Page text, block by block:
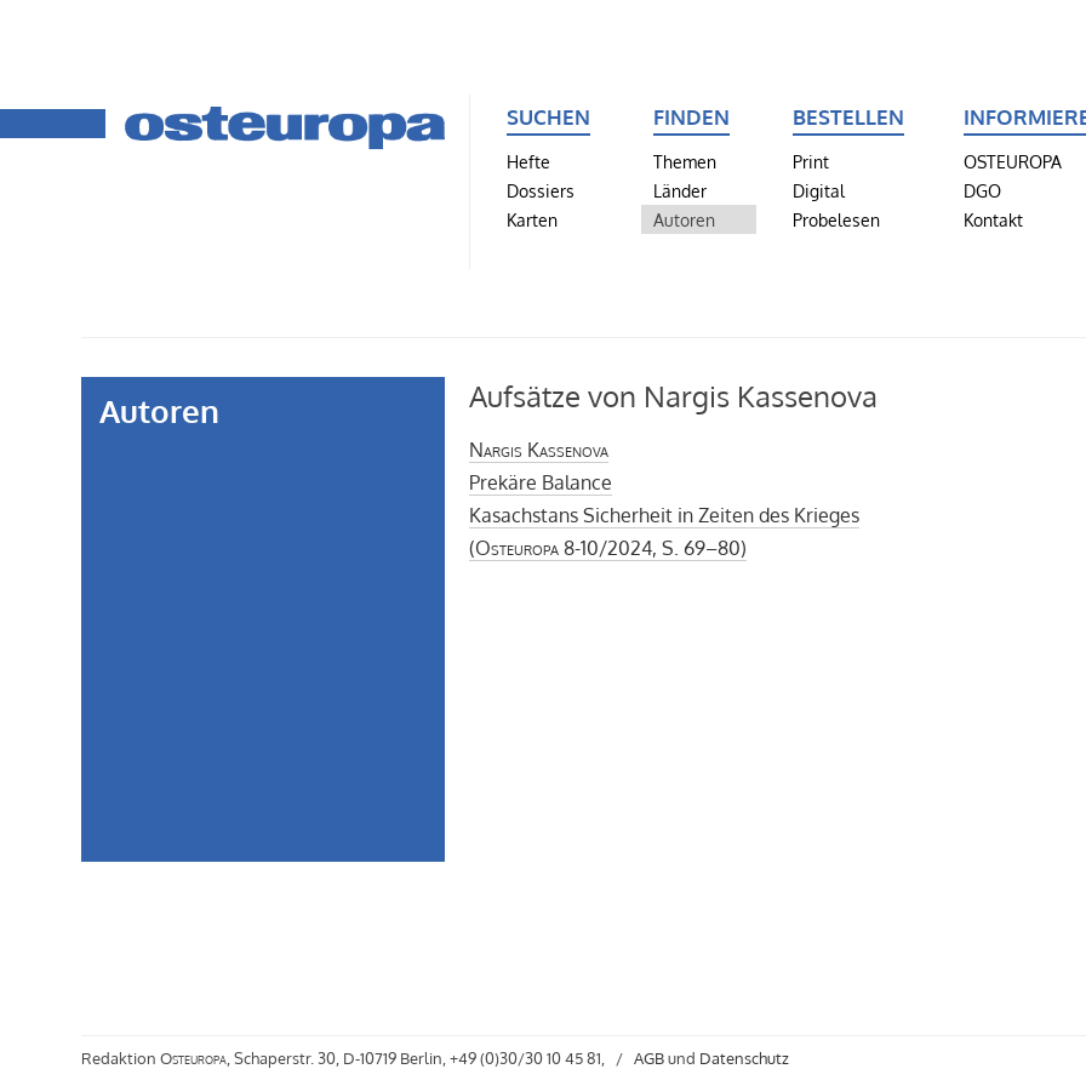
SUCHEN
Hefte
Dossiers
Karten
FINDEN
Themen
Länder
Autoren
BESTELLEN
Print
Digital
Probelesen
OSTEUROPA
DGO
Kontakt
Autoren Aufsätze von Nargis Kassenova
Nargis Kassenova
Prekäre Balance
Kasachstans Sicherheit in Zeiten des Krieges
(Osteuropa 8-10/2024, S. 69–80)
RedaktionOsteuropa , Schaperstr. 30, D-10719 Berlin, +49 (0)30/30 10 45 81, /AGBund Datenschutz